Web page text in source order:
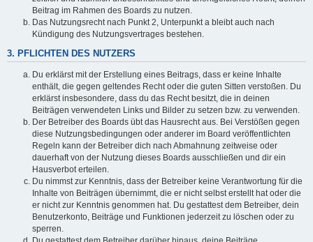
Beitrag im Rahmen des Boards zu nutzen.
Das Nutzungsrecht nach Punkt 2, Unterpunkt a bleibt auch nach
Kündigung des Nutzungsvertrages bestehen.
3. PFLICHTEN DES NUTZERS
Du erklärst mit der Erstellung eines Beitrags, dass er keine Inhalte
enthält, die gegen geltendes Recht oder die guten Sitten verstoßen. Du
erklärst insbesondere, dass du das Recht besitzt, die in deinen
Beiträgen verwendeten Links und Bilder zu setzen bzw. zu verwenden.
Der Betreiber des Boards übt das Hausrecht aus. Bei Verstößen gegen
diese Nutzungsbedingungen oder anderer im Board veröffentlichten
Regeln kann der Betreiber dich nach Abmahnung zeitweise oder
dauerhaft von der Nutzung dieses Boards ausschließen und dir ein
Hausverbot erteilen.
Du nimmst zur Kenntnis, dass der Betreiber keine Verantwortung für die
Inhalte von Beiträgen übernimmt, die er nicht selbst erstellt hat oder die
er nicht zur Kenntnis genommen hat. Du gestattest dem Betreiber, dein
Benutzerkonto, Beiträge und Funktionen jederzeit zu löschen oder zu
sperren.